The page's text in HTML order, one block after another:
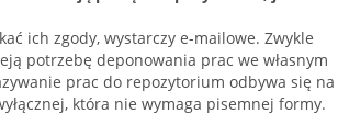
ich zgody, wystarczy e-mailowe. Zwykle
potrzebę deponowania prac we własnym
prac do repozytorium odbywa się na
która nie wymaga pisemnej formy.